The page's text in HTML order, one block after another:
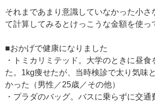
それまであまり意識していなかった小さ
て計算してみるとけっこうな金額を使っ
■おかげで健康になりました
・トミカリミテッド。大学のときに昼食
た。1kg痩せたが、当時検診で太り気味
かった（男性／25歳／その他）
・プラダのバッグ。バスに乗らずに交通